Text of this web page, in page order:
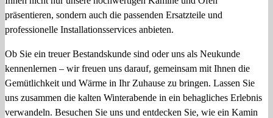
präsentieren, sondern auch die passenden Ersatzteile und
professionelle Installationsservices anbieten.
Ob Sie ein treuer Bestandskunde sind oder uns als Neukunde
kennenlernen – wir freuen uns darauf, gemeinsam mit Ihnen die
Gemütlichkeit und Wärme in Ihr Zuhause zu bringen. Lassen Sie
uns zusammen die kalten Winterabende in ein behagliches Erlebnis
verwandeln. Besuchen Sie uns und entdecken Sie, wie ein Kamin